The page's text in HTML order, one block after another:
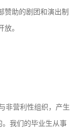
助的剧团和演出制
。
非营利性组织，产生
我们的毕业生从事